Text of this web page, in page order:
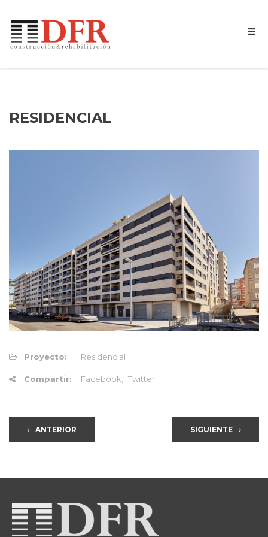
RESIDENCIAL
Proyecto: Residencial
Compartir: Facebook Twitter
ANTERIOR SIGUIENTE